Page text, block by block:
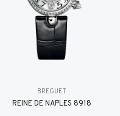
BREGUET
REINE DE NAPLES 8918